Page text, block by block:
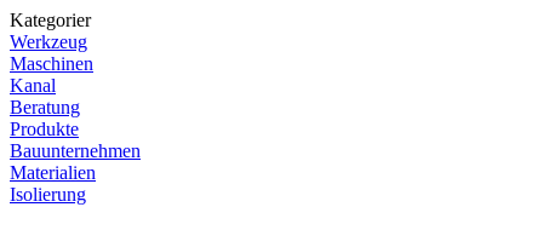
Kategorier
Werkzeug
Maschinen
Kanal
Beratung
Produkte
Bauunternehmen
Materialien
Isolierung